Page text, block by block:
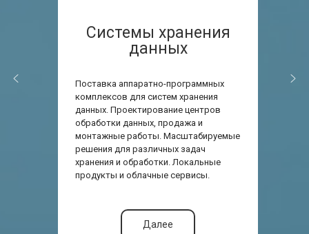
Системы хранения
данных
Поставка аппаратно-программных
комплексов для систем хранения
данных. Проектирование центров
обработки данных, продажа и
монтажные работы. Масштабируемые
решения для различных задач
хранения и обработки. Локальные
продукты и облачные сервисы.
Далее